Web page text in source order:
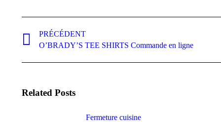
articlePRÉCÉDENT
Article
:
O’BRADY’S TEE SHIRTS Commande en ligne
Related Posts
Fermeture cuisine